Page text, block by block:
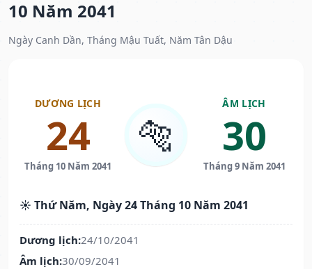
10 Năm 2041
Ngày Canh Dần, Tháng Mậu Tuất, Năm Tân Dậu
DƯƠNG LỊCH
24
Tháng 10 Năm 2041
🐅
ÂM LỊCH
30
Tháng 9 Năm 2041
☀️ Thứ Năm, Ngày 24 Tháng 10 Năm 2041
Dương lịch:24/10/2041
Âm lịch:30/09/2041